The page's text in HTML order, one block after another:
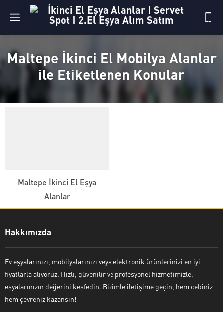
Maltepe İkinci El Mobilya Alanlar
ile Etiketlenen Konular
Maltepe İkinci El Eşya
Alanlar
Hakkımızda
Ev eşyalarınızı, mobilyalarınızı veya elektronik ürünlerinizi en iyi
fiyatlarla alıyoruz. Hızlı, güvenilir ve profesyonel hizmetimizle,
eşyalarınızın değerini keşfedin. Bizimle iletişime geçin, hem cebiniz
hem çevreniz kazansın!
Ayşe Yılmaz